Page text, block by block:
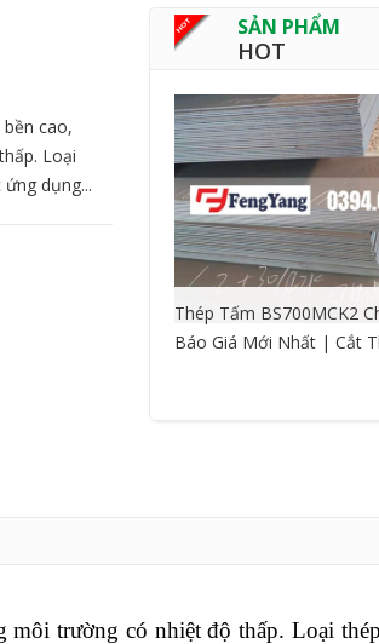
cao,
Loại
dụng...
SẢN PHẨM
HOT
Thép Tấm BS700MCK2
Báo Giá Mới Nhất | Cắt
trường có nhiệt độ thấp. Loại